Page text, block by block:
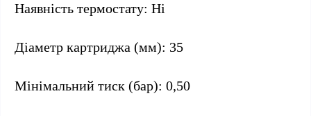
Наявність термостату: Ні
Діаметр картриджа (мм): 35
Мінімальний тиск (бар): 0,50